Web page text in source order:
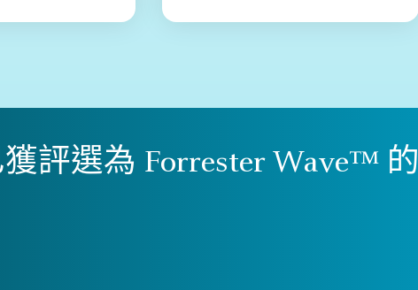
評選為 Forrester Wave™ 的